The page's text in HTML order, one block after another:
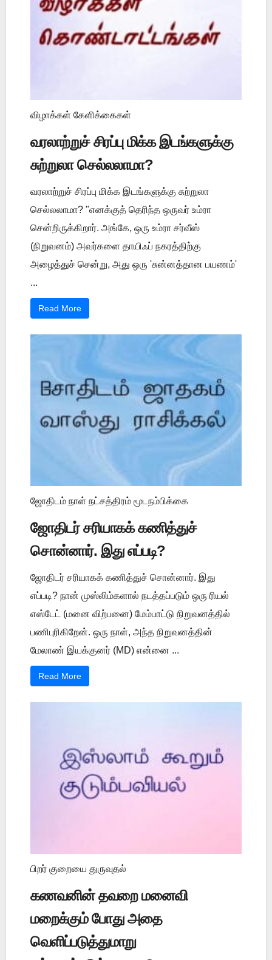
விழாக்கள் கேளிக்கைகள்
வரலாற்றுச் சிரப்பு மிக்க இடங்களுக்கு
சுற்றுலா செல்லலாமா?
வரலாற்றுச் சிரப்பு மிக்க இடங்களுக்கு சுற்றுலா
செல்லலாமா? "எனக்குத் தெரிந்த ஒருவர் உம்ரா
சென்றிருக்கிறார். அங்கே, ஒரு உம்ரா சர்வீஸ்
(நிறுவனம்) அவர்களை தாயிஃப் நகரத்திற்கு
அழைத்துச் சென்று, அது ஒரு 'சுன்னத்தான பயணம்'
...
Read More
ஜோதிடம் நாள் நட்சத்திரம் மூடநம்பிக்கை
ஜோதிடர் சரியாகக் கணித்துச்
சொன்னார். இது எப்படி?
ஜோதிடர் சரியாகக் கணித்துச் சொன்னார். இது
எப்படி? நான் முஸ்லிம்களால் நடத்தப்படும் ஒரு ரியல்
எஸ்டேட் (மனை விற்பனை) மேம்பாட்டு நிறுவனத்தில்
பணிபுரிகிறேன். ஒரு நாள், அந்த நிறுவனத்தின்
மேலாண் இயக்குனர் (MD) என்னை ...
Read More
பிறர் குறையை துருவுதல்
கணவனின் தவறை மனைவி
மறைக்கும் போது அதை
வெளிப்படுத்துமாறு